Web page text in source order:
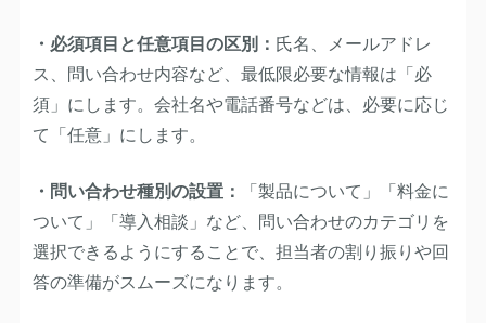
・必須項目と任意項目の区別： 氏名、メールアドレ
ス、問い合わせ内容など、最低限必要な情報は「必
須」にします。会社名や電話番号などは、必要に応じ
て「任意」にします。
・問い合わせ種別の設置：
「製品について」「料金に
ついて」「導入相談」など、問い合わせのカテゴリを
選択できるようにすることで、担当者の割り振りや回
答の準備がスムーズになります。